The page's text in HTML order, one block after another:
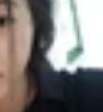
Tư vấn
Khuyến
báo
Khách
mắt, đạt